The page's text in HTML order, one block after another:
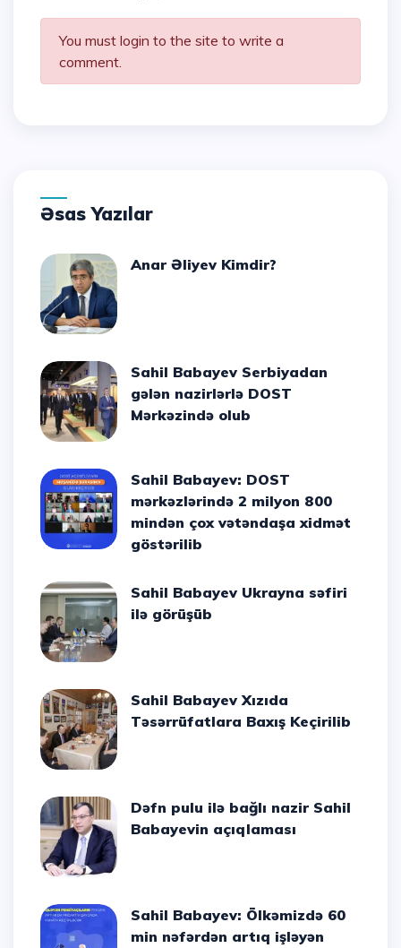
You must login to the site to write a
comment.
Əsas Yazılar
Anar Əliyev Kimdir?
Sahil Babayev Serbiyadan
gələn nazirlərlə DOST
Mərkəzində olub
Sahil Babayev: DOST
mərkəzlərində 2 milyon 800
mindən çox vətəndaşa xidmət
göstərilib
Sahil Babayev Ukrayna səfiri
ilə görüşüb
Sahil Babayev Xızıda
Təsərrüfatlara Baxış Keçirilib
Dəfn pulu ilə bağlı nazir Sahil
Babayevin açıqlaması
Sahil Babayev: Ölkəmizdə 60
min nəfərdən artıq işləyən